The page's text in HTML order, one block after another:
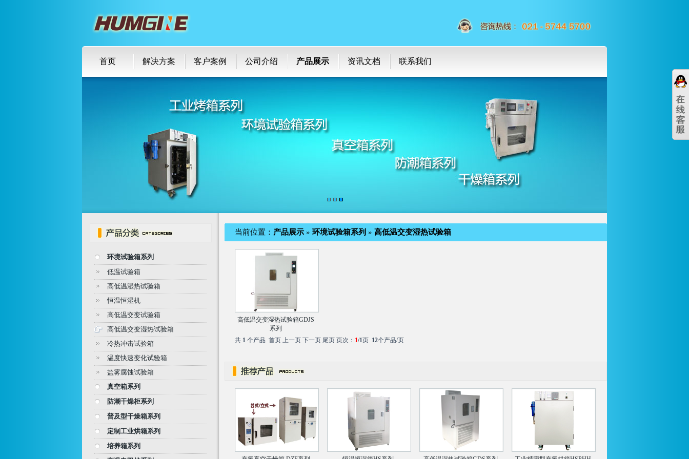
首页 解决方案 客户案例 公司介绍 产品展示 资讯文档 联系我们
环境试验箱系列
低温试验箱
高低温湿热试验箱
恒温恒湿机
高低温交变试验箱
高低温交变湿热试验箱
冷热冲击试验箱
温度快速变化试验箱
盐雾腐蚀试验箱
真空箱系列
防潮干燥柜系列
普及型干燥箱系列
定制工业烘箱系列
培养箱系列
当前位置： 产品展示 » 环境试验箱系列 » 高低温交变湿热试验箱
高低温交变湿热试验箱GDJS
系列
共 1 个产品 首页 上一页 下一页 尾页 页次： 1/1页 12个产品/页